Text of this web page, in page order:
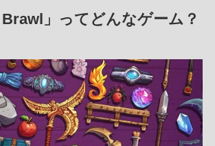
Brawl」ってどんなゲーム？